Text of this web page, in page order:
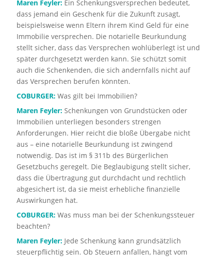
Maren Feyler:Ein Schenkungsversprechen bedeutet,
dass jemand ein Geschenk für die Zukunft zusagt,
beispielsweise wenn Eltern ihrem Kind Geld für eine
Immobilie versprechen. Die notarielle Beurkundung
stellt sicher, dass das Versprechen wohlüberlegt ist und
später durchgesetzt werden kann. Sie schützt somit
auch die Schenkenden, die sich andernfalls nicht auf
das Versprechen berufen könnten.
COBURGER:Was gilt bei Immobilien?
Maren Feyler:Schenkungen von Grundstücken oder
Immobilien unterliegen besonders strengen
Anforderungen. Hier reicht die bloße Übergabe nicht
aus – eine notarielle Beurkundung ist zwingend
notwendig. Das ist im § 311b des Bürgerlichen
Gesetzbuchs geregelt. Die Beglaubigung stellt sicher,
dass die Übertragung gut durchdacht und rechtlich
abgesichert ist, da sie meist erhebliche finanzielle
Auswirkungen hat.
COBURGER:Was muss man bei der Schenkungssteuer
beachten?
Maren Feyler:Jede Schenkung kann grundsätzlich
steuerpflichtig sein. Ob Steuern anfallen, hängt vom